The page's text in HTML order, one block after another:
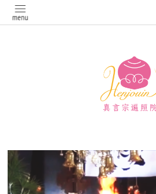
google-site-verification: